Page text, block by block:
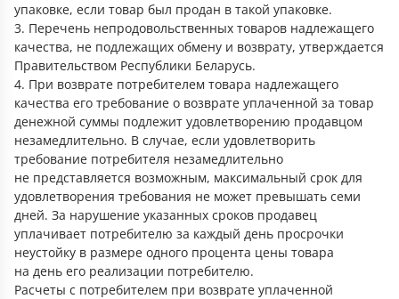
упаковке, если товар был продан в такой упаковке.
3. Перечень непродовольственных товаров надлежащего
качества, не подлежащих обмену и возврату, утверждается
Правительством Республики Беларусь.
4. При возврате потребителем товара надлежащего
качества его требование о возврате уплаченной за товар
денежной суммы подлежит удовлетворению продавцом
незамедлительно. В случае, если удовлетворить
требование потребителя незамедлительно
не представляется возможным, максимальный срок для
удовлетворения требования не может превышать семи
дней. За нарушение указанных сроков продавец
уплачивает потребителю за каждый день просрочки
неустойку в размере одного процента цены товара
на день его реализации потребителю.
Расчеты с потребителем при возврате уплаченной